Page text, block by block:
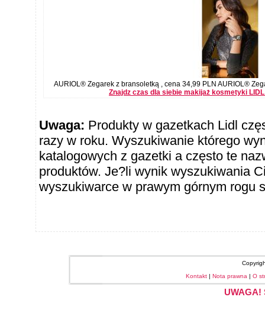
AURIOL® Zegarek z bransoletką , cena 34,99 PLN AURIOL®
Znajdz czas dla siebie makijaż kosmetyki
Uwaga: Produkty w gazetkach Lidl
razy w roku. Wyszukiwanie którego
katalogowych z gazetki a często te
produktów. Je?li wynik wyszukiwania
wyszukiwarce w prawym górnym rogu
Kontakt | Nota prawna | O
UWAGA!